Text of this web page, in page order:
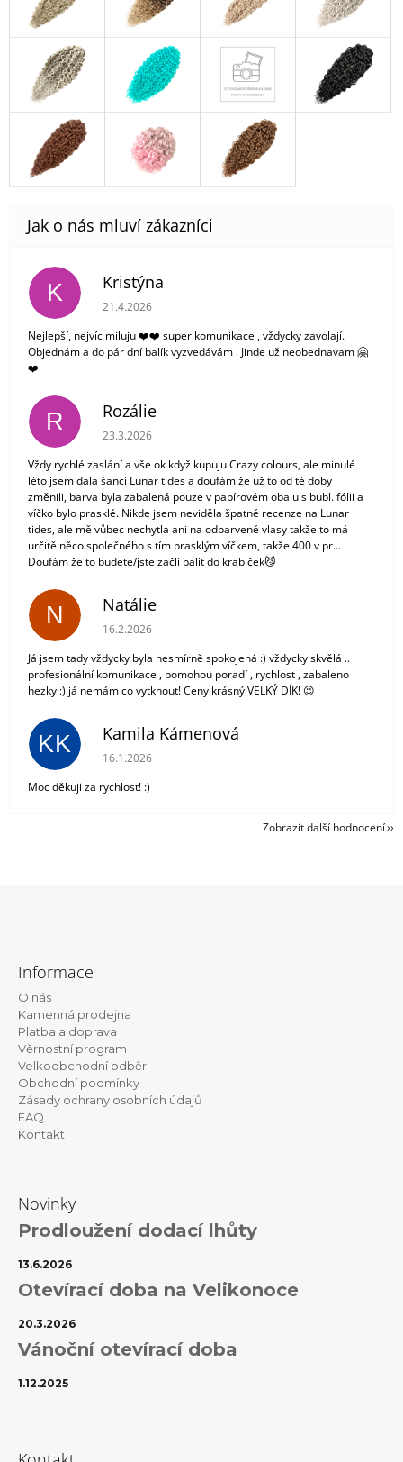
K Kristýna
Hodnocení obchodu je 5 z 5 hvězdiček.
21.4.2026
Nejlepší, nejvíc miluju ❤️❤️ super komunikace , vždycky zavolají.
Objednám a do pár dní balík vyzvedávám . Jinde už neobednavam 🤗
❤️
R Rozálie
Hodnocení obchodu je 3 z 5 hvězdiček.
23.3.2026
Vždy rychlé zaslání a vše ok když kupuju Crazy colours, ale minulé
léto jsem dala šanci Lunar tides a doufám že už to od té doby
změnili, barva byla zabalená pouze v papírovém obalu s bubl. fólii a
víčko bylo prasklé. Nikde jsem neviděla špatné recenze na Lunar
tides, ale mě vůbec nechytla ani na odbarvené vlasy takže to má
určitě něco společného s tím prasklým víčkem, takže 400 v pr...
Doufám že to budete/jste začli balit do krabiček😼
N Natálie
Hodnocení obchodu je 5 z 5 hvězdiček.
16.2.2026
Já jsem tady vždycky byla nesmírně spokojená :) vždycky skvělá ..
profesionální komunikace , pomohou poradí , rychlost , zabaleno
hezky :) já nemám co vytknout! Ceny krásný VELKÝ DÍK! 😉
KK Kamila Kámenová
Hodnocení obchodu je 5 z 5 hvězdiček.
16.1.2026
Moc děkuji za rychlost! :)
Zobrazit další hodnocení
Informace
O nás
Kamenná prodejna
Platba a doprava
Věrnostní program
Velkoobchodní odběr
Obchodní podmínky
Zásady ochrany osobních údajů
FAQ
Kontakt
Novinky
Prodloužení dodací lhůty
13.6.2026
Otevírací doba na Velikonoce
20.3.2026
Vánoční otevírací doba
1.12.2025